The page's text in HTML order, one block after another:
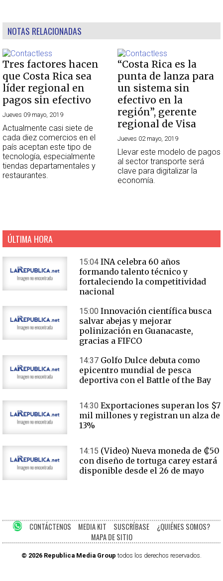
NOTAS RELACIONADAS
Tres factores hacen
que Costa Rica sea
líder regional en
pagos sin efectivo
Jueves 09 mayo, 2019
Actualmente casi siete de
cada diez comercios en el
país aceptan este tipo de
tecnología, especialmente
tiendas departamentales y
restaurantes.
“Costa Rica es la
punta de lanza para
un sistema sin
efectivo en la
región”, gerente
regional de Visa
Jueves 02 mayo, 2019
Llevar este modelo de pagos
al sector transporte será
clave para digitalizar la
economía.
ÚLTIMA HORA
15:04 INA celebra 60 años
formando talento técnico y
fortaleciendo la competitividad
nacional
15:00 Innovación científica busca
salvar abejas y mejorar
polinización en Guanacaste,
gracias a FIFCO
14:37 Golfo Dulce debuta como
epicentro mundial de pesca
deportiva con el Battle of the Bay
14:30 Exportaciones superan los $7
mil millones y registran un alza de
13%
14:15 (Video) Nueva moneda de ₡50
con diseño de tortuga carey estará
disponible desde el 26 de mayo
CONTÁCTENOS MEDIA KIT SUSCRÍBASE
¿QUIÉNES SOMOS?
MAPA DE SITIO
© 2026 Republica Media Group todos los derechos reservados.